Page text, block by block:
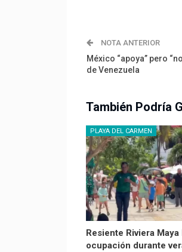
NOTA ANTERIOR
México “apoya” pero
de Venezuela
También Podría
PLAYA DEL CARMEN
Resiente Riviera Maya
ocupación durante